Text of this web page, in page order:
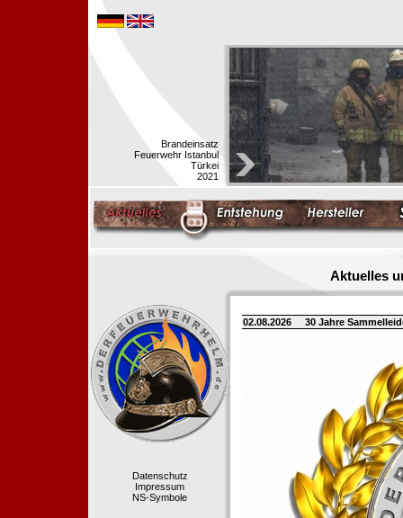
Brandeinsatz
Feuerwehr Istanbul
Türkei
2021
Aktuelles
Datenschutz
Impressum
NS-Symbole
02.08.2026 30 Jahre